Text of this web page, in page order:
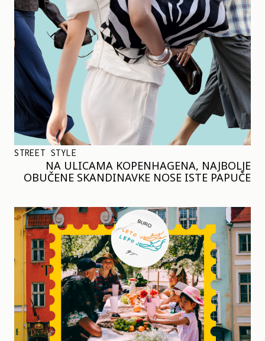
STREET STYLE
NA ULICAMA KOPENHAGENA, NAJBOLJE
OBUČENE SKANDINAVKE NOSE ISTE PAPUČE